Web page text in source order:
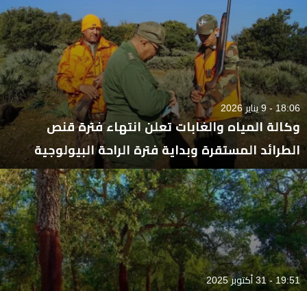
18:06 - 9 يناير 2026
وكالة المياه والغابات تعلن انتهاء فترة قنص
الطرائد المستقرة وبداية فترة الراحة البيولوجية
19:51 - 31 أكتوبر 2025